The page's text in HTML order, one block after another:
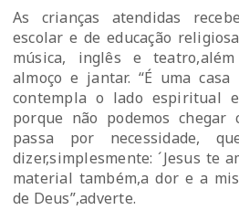
As crianças atendidas
escolar e de educação
música, inglês e
almoço e jantar. “É uma
contempla o lado espiritual
porque não podemos chegar
passa por necessidade,
dizer,simplesmente: ´Jesus te
material também,a dor e a
de Deus”,adverte.